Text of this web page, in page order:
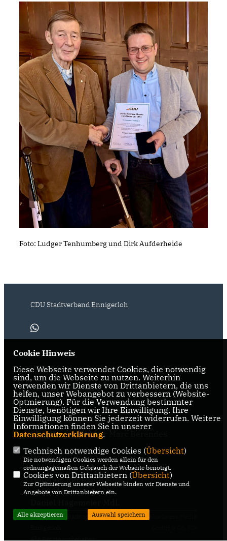
Foto: Ludger Tenhumberg und Dirk Aufderheide
CDU Stadtverband Ennigerloh
IMPRESSUM DATENSCHUTZ KONTAKT
CDU Deutschland
CDU Kreisverband Warendorf-
Beckum
CDU Bürgermeister Marc Berendes
Drubbel CDU
Henning Rehbaum MdB
@2026 CDU Stadtverband
Realisation: Sharkness Media
Cookie Hinweis
Diese Webseite verwendet Cookies, die notwendig
sind, um die Webseite zu nutzen. Weiterhin
verwenden wir Dienste von Drittanbietern, die uns
helfen, unser Webangebot zu verbessern (Website-
Optmierung). Für die Verwendung bestimmter
Dienste, benötigen wir Ihre Einwilligung. Ihre
Einwilligung können Sie jederzeit widerrufen. Weitere
Informationen finden Sie in unserer
Datenschutzerklärung.
Technisch notwendige Cookies (Übersicht)
Die notwendigen Cookies werden allein für den
ordnungsgemäßen Gebrauch der Webseite benötigt.
Cookies von Drittanbietern (Übersicht)
Zur Optimierung unserer Webseite binden wir Dienste und
Angebote von Drittanbietern ein.
Alle akzeptieren Auswahl speichern